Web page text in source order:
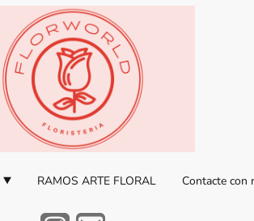
RAMOS ARTE FLORAL Contacte con